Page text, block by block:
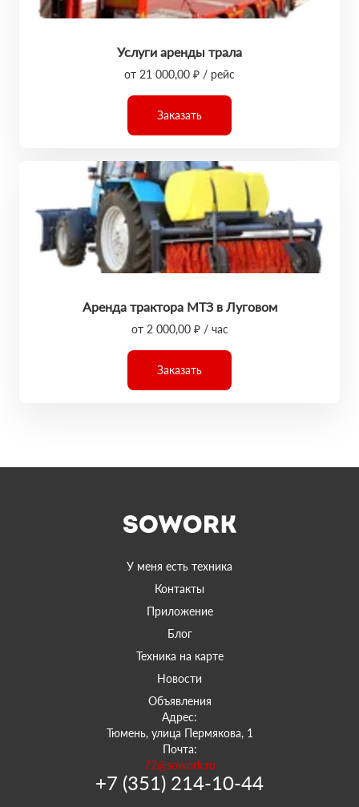
Услуги аренды трала
от 21 000,00 ₽ / рейс
Заказать
Аренда трактора МТЗ в Луговом
от 2 000,00 ₽ / час
Заказать
У меня есть техника
Контакты
Приложение
Блог
Техника на карте
Новости
Объявления
Адрес:
Тюмень, улица Пермякова, 1
Почта:
72@sowork.ru
+7 (351) 214-10-44